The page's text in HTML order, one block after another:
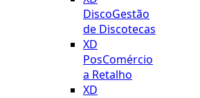
DiscoGestão
de Discotecas
XD
PosComércio
a Retalho
XD